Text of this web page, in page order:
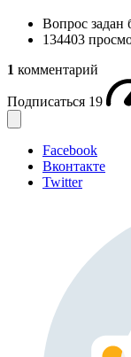
Вопрос задан
134403
1 комментарий
Подписаться 19
Facebook
Вконтакте
Twitter